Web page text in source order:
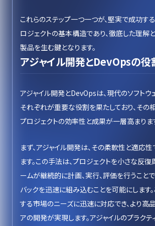
これらのステップ一つ一つが、堅実で成功す
ロジェクトの基本構造であり、徹底した理解
製品を生む鍵となります。
アジャイル開発とDevOpsの役
アジャイル開発とDevOpsは、現代のソフトウ
それぞれが重要な役割を果たしており、その
プロジェクトの効率性と成果が一層高まりま
まず、アジャイル開発は、その柔軟性と適応
ます。この手法は、プロジェクトを小さな反復
ームが継続的に計画、実行、評価を行うことで
バックを迅速に組み込むことを可能にします
する市場のニーズに迅速に対応でき、より高
アの開発が実現します。アジャイルのプラクテ